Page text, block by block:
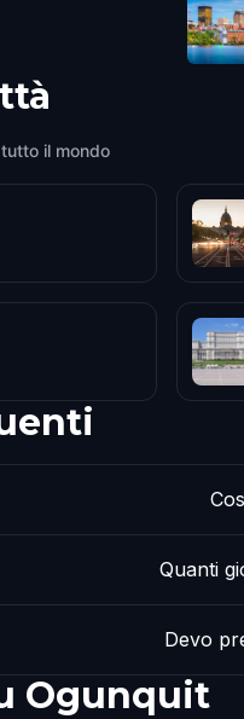
il mondo
Quanti
Devo
Ogunquit